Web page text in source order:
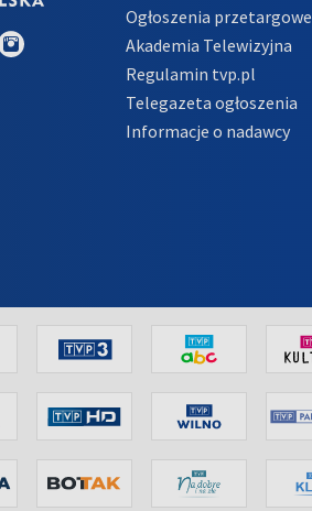
Ogłoszenia przetargowe
Akademia Telewizyjna
Regulamin tvp.pl
Telegazeta ogłoszenia
Informacje o nadawcy